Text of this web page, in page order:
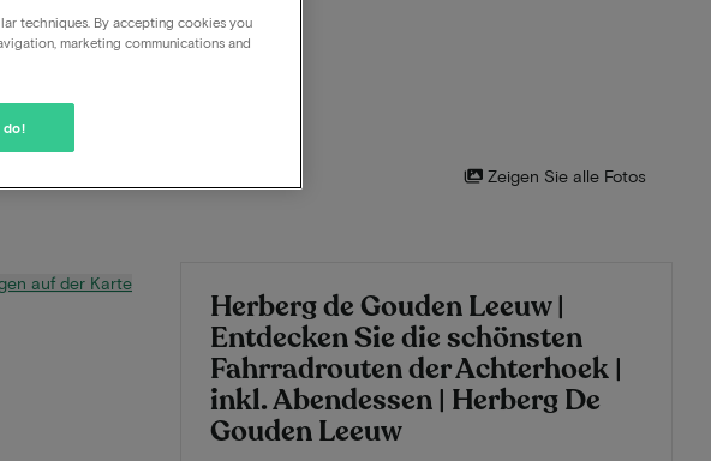
Zeigen Sie alle Fotos
Herberg de Gouden Leeuw |
Entdecken Sie die schönsten
Fahrradrouten der Achterhoek |
inkl. Abendessen | Herberg De
Gouden Leeuw
auf der Karte
techniques. By accepting cookies you
marketing communications and
do!